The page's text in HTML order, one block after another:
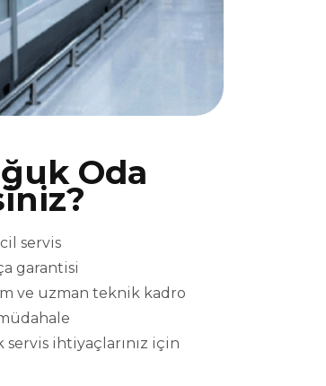
Oda
servis
garantisi
ve uzman teknik kadro
ihtiyaçlarınız için